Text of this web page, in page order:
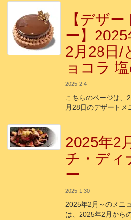
【デザ
ー】
2月28日/
ョコラ
2025-2-4
こちらのページは、
月28日のデザートメ
2025年2
チ・ディ
ー
2025-1-30
2025年2月～のメニ
は、2025年2月から